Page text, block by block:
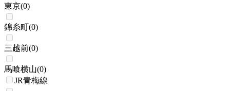
東京(0)
錦糸町(0)
三越前(0)
馬喰横山(0)
JR青梅線